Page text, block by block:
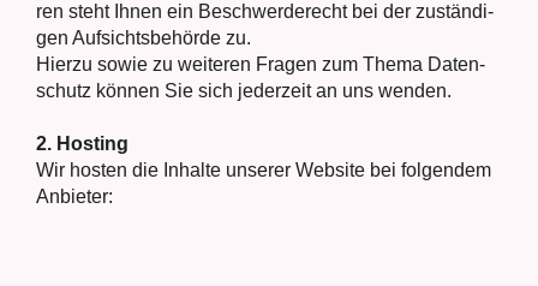
ren steht Ihnen ein Beschwer­de­recht bei der zustän­di­
gen Auf­sichts­be­hör­de zu.
Hier­zu sowie zu wei­te­ren Fra­gen zum The­ma Daten­
schutz kön­nen Sie sich jeder­zeit an uns wen­den.
2. Hos­ting
Wir hos­ten die Inhal­te unse­rer Web­site bei fol­gen­dem
Anbie­ter: